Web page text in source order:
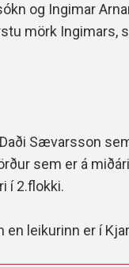
og Ingimar
mörk Ingimars,
Sævarsson
sem er á
í 2.flokki.
en leikurinn er í